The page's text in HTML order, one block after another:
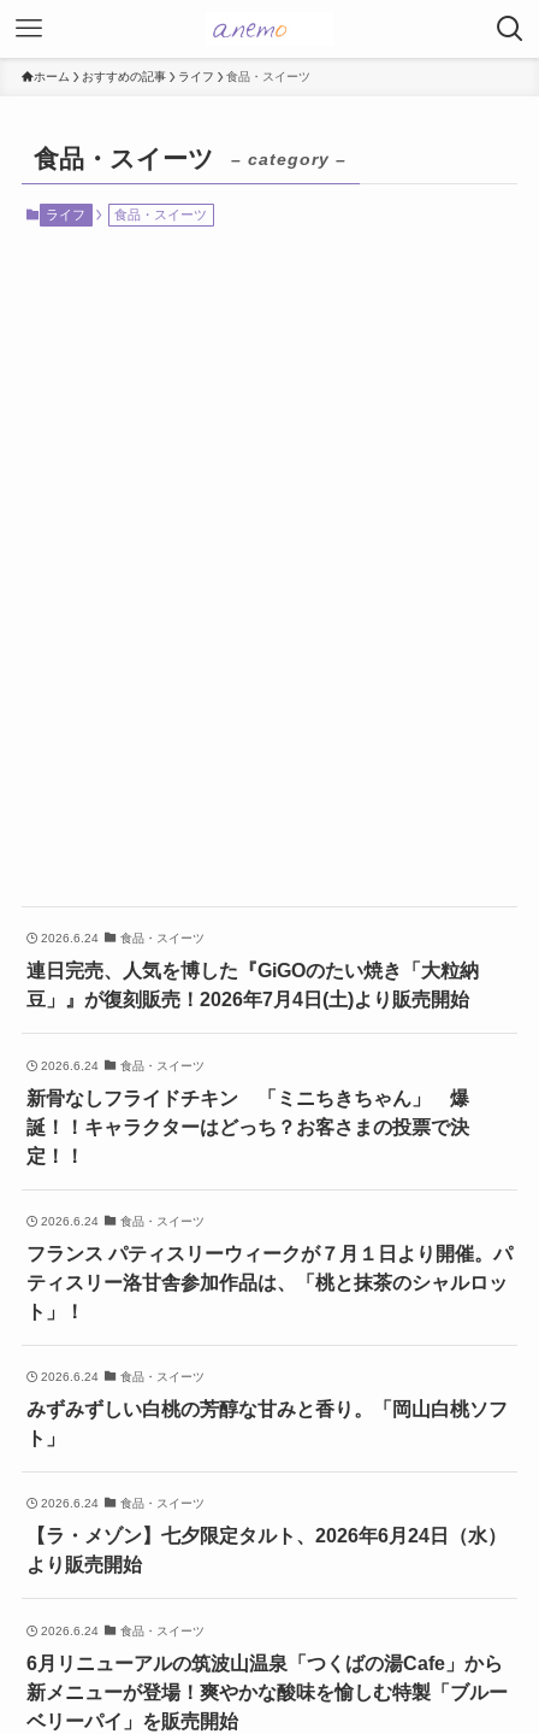
ホーム おすすめの記事 ライフ 食品・スイーツ
食品・スイーツ – category –
ライフ 食品・スイーツ
2026.6.24 食品・スイーツ
連日完売、人気を博した『GiGOのたい焼き「大粒納
豆」』が復刻販売！2026年7月4日(土)より販売開始
2026.6.24 食品・スイーツ
新骨なしフライドチキン 「ミニちきちゃん」 爆
誕！！キャラクターはどっち？お客さまの投票で決
定！！
2026.6.24 食品・スイーツ
フランス パティスリーウィークが７月１日より開催。パ
ティスリー洛甘舎参加作品は、「桃と抹茶のシャルロッ
ト」！
2026.6.24 食品・スイーツ
みずみずしい白桃の芳醇な甘みと香り。「岡山白桃ソフ
ト」
2026.6.24 食品・スイーツ
【ラ・メゾン】七夕限定タルト、2026年6月24日（水）
より販売開始
2026.6.24 食品・スイーツ
6月リニューアルの筑波山温泉「つくばの湯Cafe」から
新メニューが登場！爽やかな酸味を愉しむ特製「ブルー
ベリーパイ」を販売開始